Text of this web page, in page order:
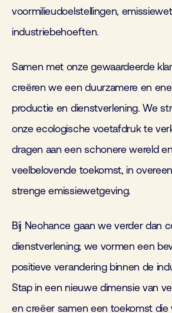
voormilieudoelstellingen,
industriebehoeften.
Samen met onze gewaardeerde
creëren we een duurzamere en
productie en dienstverlening. We
onze ecologische voetafdruk te
dragen aan een schonere wereld
veelbelovende toekomst, in
strenge emissiewetgeving.
Bij Neohance gaan we verder dan
dienstverlening; we vormen een
positieve verandering binnen de
Stap in een nieuwe dimensie van
en creëer samen een toekomst die